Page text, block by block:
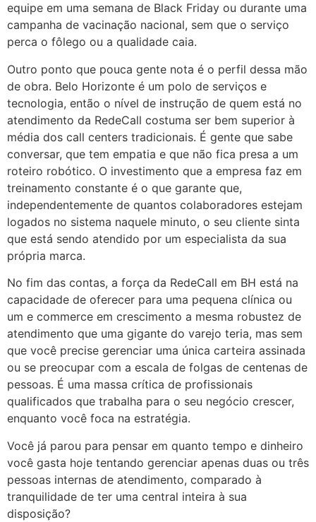
equipe em uma semana de Black Friday ou durante uma
campanha de vacinação nacional, sem que o serviço
perca o fôlego ou a qualidade caia.
Outro ponto que pouca gente nota é o perfil dessa mão
de obra. Belo Horizonte é um polo de serviços e
tecnologia, então o nível de instrução de quem está no
atendimento da RedeCall costuma ser bem superior à
média dos call centers tradicionais. É gente que sabe
conversar, que tem empatia e que não fica presa a um
roteiro robótico. O investimento que a empresa faz em
treinamento constante é o que garante que,
independentemente de quantos colaboradores estejam
logados no sistema naquele minuto, o seu cliente sinta
que está sendo atendido por um especialista da sua
própria marca.
No fim das contas, a força da RedeCall em BH está na
capacidade de oferecer para uma pequena clínica ou
um e commerce em crescimento a mesma robustez de
atendimento que uma gigante do varejo teria, mas sem
que você precise gerenciar uma única carteira assinada
ou se preocupar com a escala de folgas de centenas de
pessoas. É uma massa crítica de profissionais
qualificados que trabalha para o seu negócio crescer,
enquanto você foca na estratégia.
Você já parou para pensar em quanto tempo e dinheiro
você gasta hoje tentando gerenciar apenas duas ou três
pessoas internas de atendimento, comparado à
tranquilidade de ter uma central inteira à sua
disposição?